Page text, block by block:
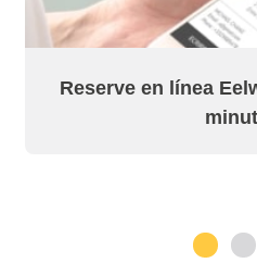
Reserve en línea